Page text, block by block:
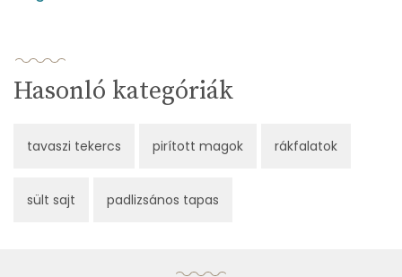
Hasonló kategóriák
tavaszi tekercs pirított magok rákfalatok
sült sajt padlizsános tapas